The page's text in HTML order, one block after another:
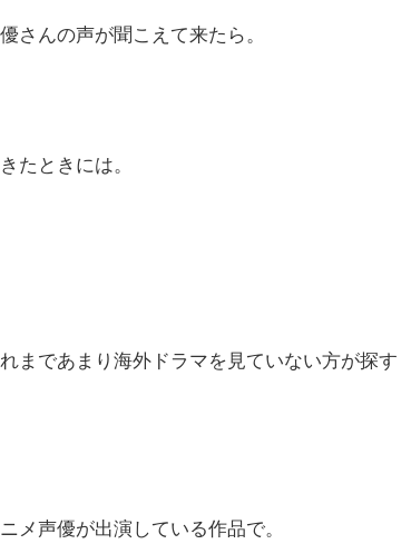
さんの声が聞こえて来たら。
たときには。
まであまり海外ドラマを見ていない方が探す
メ声優が出演している作品で。